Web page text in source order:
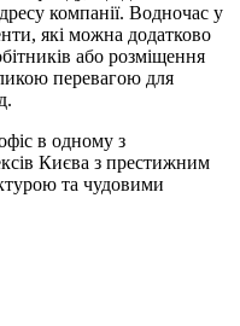
компанії. Водночас у
які можна додатково
або розміщення
перевагою для
в одному з
Києва з престижним
та чудовими